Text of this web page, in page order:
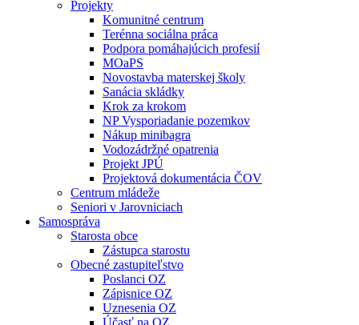
Projekty
Komunitné centrum
Terénna sociálna práca
Podpora pomáhajúcich profesií
MOaPS
Novostavba materskej školy
Sanácia skládky
Krok za krokom
NP Vysporiadanie pozemkov
Nákup minibagra
Vodozádržné opatrenia
Projekt JPÚ
Projektová dokumentácia ČOV
Centrum mládeže
Seniori v Jarovniciach
Samospráva
Starosta obce
Zástupca starostu
Obecné zastupiteľstvo
Poslanci OZ
Zápisnice OZ
Uznesenia OZ
Účasť na OZ